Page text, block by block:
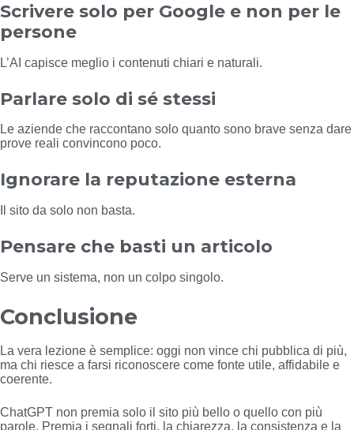
Scrivere solo per Google e non per le
persone
L’AI capisce meglio i contenuti chiari e naturali.
Parlare solo di sé stessi
Le aziende che raccontano solo quanto sono brave senza dare
prove reali convincono poco.
Ignorare la reputazione esterna
Il sito da solo non basta.
Pensare che basti un articolo
Serve un sistema, non un colpo singolo.
Conclusione
La vera lezione è semplice: oggi non vince chi pubblica di più,
ma chi riesce a farsi riconoscere come fonte utile, affidabile e
coerente.
ChatGPT non premia solo il sito più bello o quello con più
parole. Premia i segnali forti, la chiarezza, la consistenza e la